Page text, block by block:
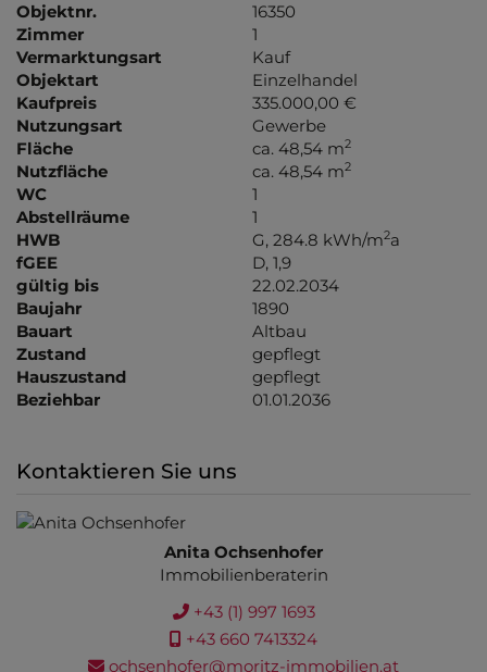
Objektnr.
16350
Zimmer
1
Vermarktungsart
Kauf
Objektart
Einzelhandel
Kaufpreis
335.000,00 €
Nutzungsart
Gewerbe
Fläche
ca. 48,54 m2
Nutzfläche ca. 48,54 m2
WC
1
Abstellräume
1
HWB
G, 284.8 kWh/m2a
fGEE
D, 1,9
gültig bis
22.02.2034
Baujahr
1890
Bauart
Altbau
Zustand
gepflegt
Hauszustand
gepflegt
Beziehbar
01.01.2036
Kontaktieren Sie uns
Anita Ochsenhofer
Immobilienberaterin
+43 (1) 997 1693
+43 660 7413324
ochsenhofer@moritz-immobilien.at